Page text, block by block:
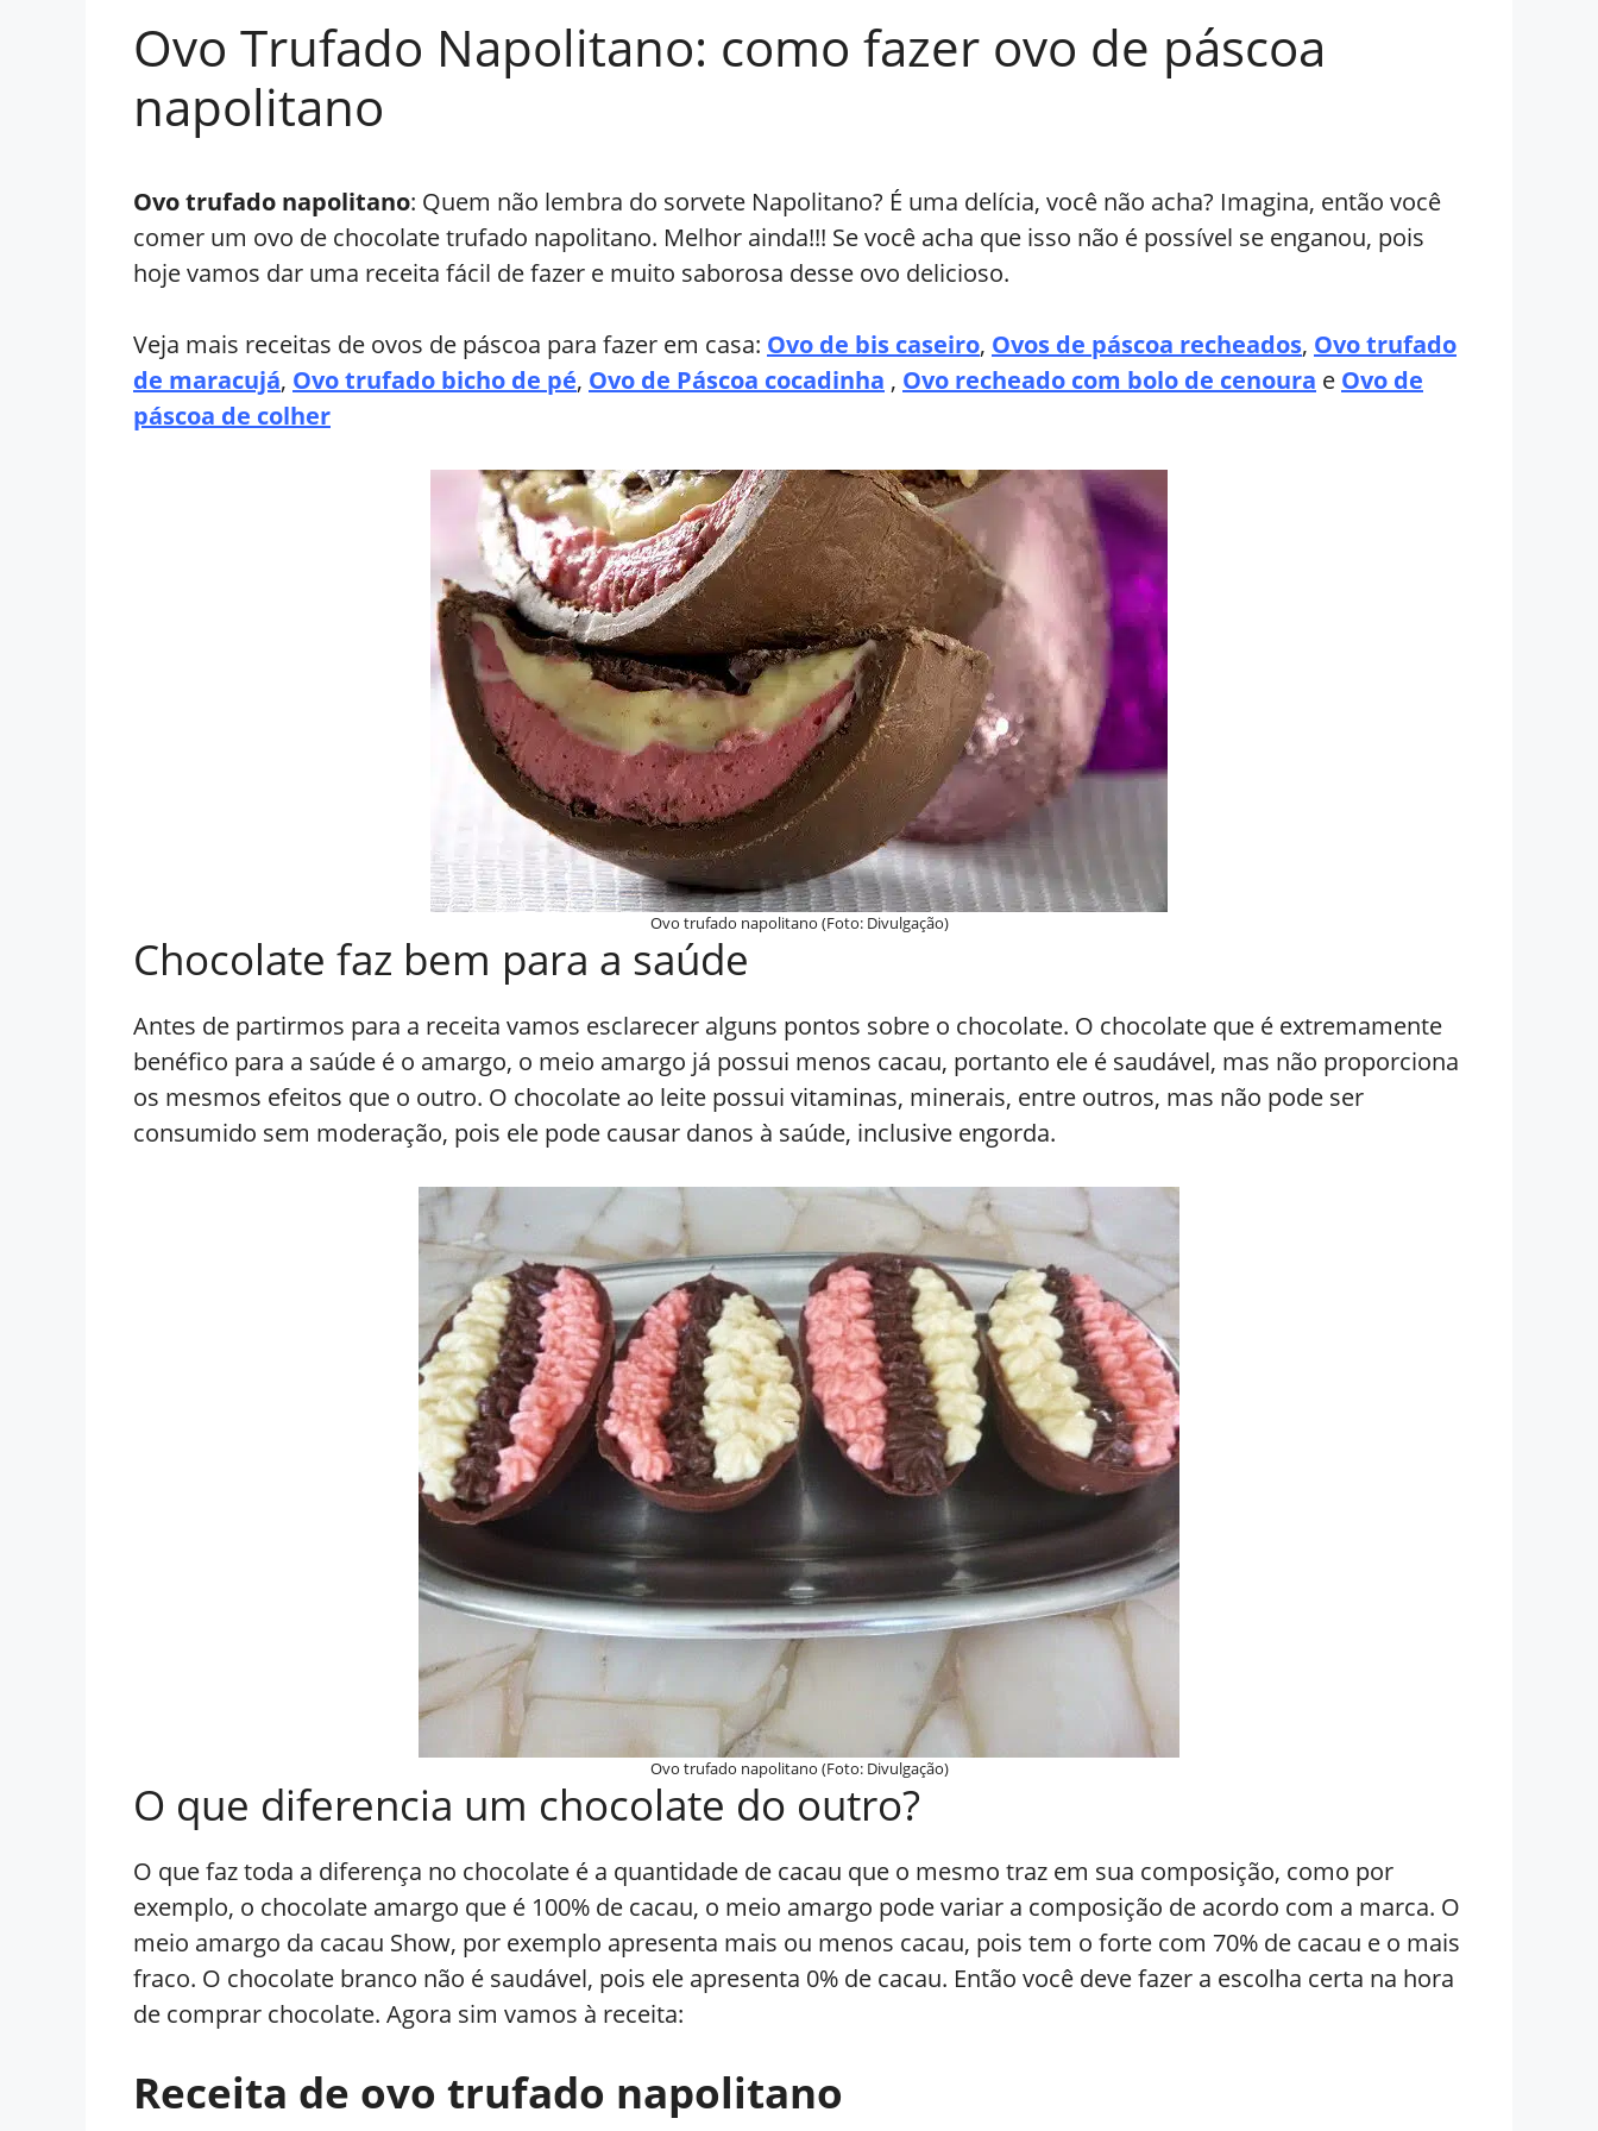
Ovo Trufado Napolitano: como fazer ovo de páscoa
napolitano
Ovo trufado napolitano: Quem não lembra do sorvete Napolitano? É uma delícia, você não acha? Imagina, então você
comer um ovo de chocolate trufado napolitano. Melhor ainda!!! Se você acha que isso não é possível se enganou, pois
hoje vamos dar uma receita fácil de fazer e muito saborosa desse ovo delicioso.
Veja mais receitas de ovos de páscoa para fazer em casa: Ovo de bis caseiro, Ovos de páscoa recheados, Ovo trufado
de maracujá, Ovo trufado bicho de pé, Ovo de Páscoa cocadinha , Ovo recheado com bolo de cenoura e Ovo de
páscoa de colher
Ovo trufado napolitano (Foto: Divulgação)
Chocolate faz bem para a saúde
Antes de partirmos para a receita vamos esclarecer alguns pontos sobre o chocolate. O chocolate que é extremamente
benéfico para a saúde é o amargo, o meio amargo já possui menos cacau, portanto ele é saudável, mas não proporciona
os mesmos efeitos que o outro. O chocolate ao leite possui vitaminas, minerais, entre outros, mas não pode ser
consumido sem moderação, pois ele pode causar danos à saúde, inclusive engorda.
Ovo trufado napolitano (Foto: Divulgação)
O que diferencia um chocolate do outro?
O que faz toda a diferença no chocolate é a quantidade de cacau que o mesmo traz em sua composição, como por
exemplo, o chocolate amargo que é 100% de cacau, o meio amargo pode variar a composição de acordo com a marca. O
meio amargo da cacau Show, por exemplo apresenta mais ou menos cacau, pois tem o forte com 70% de cacau e o mais
fraco. O chocolate branco não é saudável, pois ele apresenta 0% de cacau. Então você deve fazer a escolha certa na hora
de comprar chocolate. Agora sim vamos à receita:
Receita de ovo trufado napolitano